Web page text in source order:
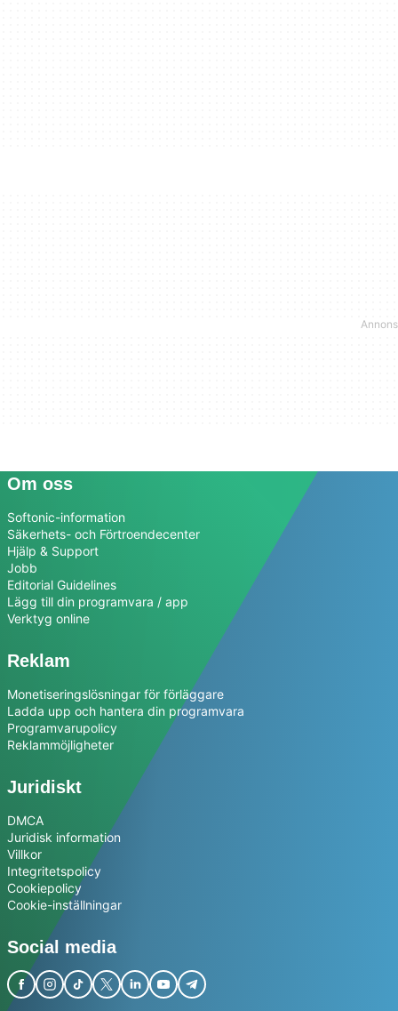
Om oss
Softonic-information
Säkerhets- och Förtroendecenter
Hjälp & Support
Jobb
Editorial Guidelines
Lägg till din programvara / app
Verktyg online
Reklam
Monetiseringslösningar för förläggare
Ladda upp och hantera din programvara
Programvarupolicy
Reklammöjligheter
Juridiskt
DMCA
Juridisk information
Villkor
Integritetspolicy
Cookiepolicy
Cookie-inställningar
Social media